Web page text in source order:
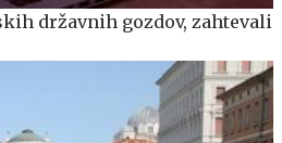
državnih gozdov, zahtevali